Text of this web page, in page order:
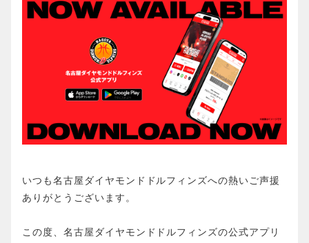
いつも名古屋ダイヤモンドドルフィンズへの熱いご声援
ありがとうございます。
この度、名古屋ダイヤモンドドルフィンズの公式アプリ